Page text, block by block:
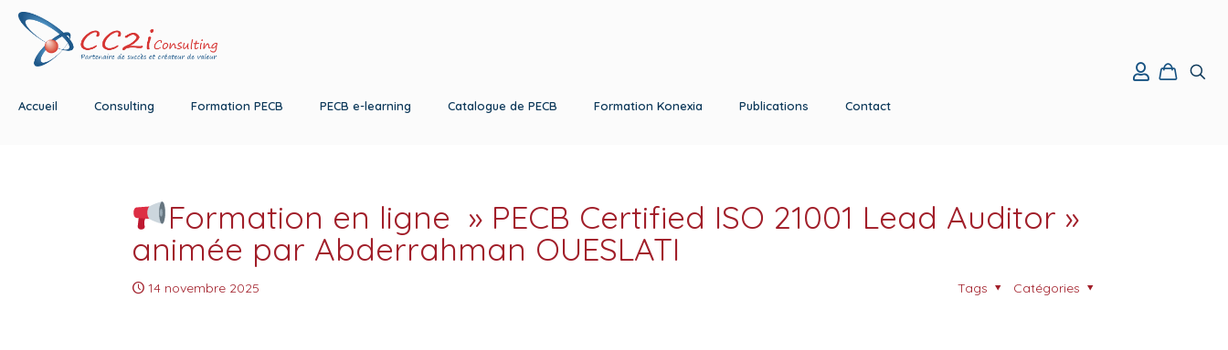
Accueil Consulting Formation PECB PECB e-learning Catalogue de PECB Formation Konexia Publications Contact
Formation en ligne » PECB Certified ISO 21001 Lead Auditor »
animée par Abderrahman OUESLATI
14 novembre 2025 Catégories
Tags